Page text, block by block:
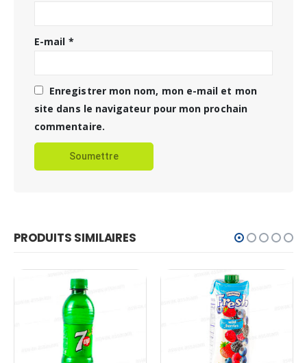
E-mail *
Enregistrer mon nom, mon e-mail et mon
site dans le navigateur pour mon prochain
commentaire.
PRODUITS SIMILAIRES